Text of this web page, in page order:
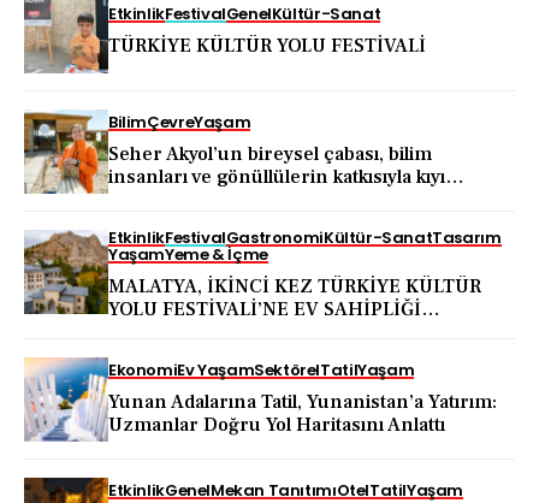
EtkinlikFestivalGenelKültür-Sanat
TÜRKİYE KÜLTÜR YOLU FESTİVALİ
BilimÇevreYaşam
Seher Akyol’un bireysel çabası, bilim
insanları ve gönüllülerin katkısıyla kıyı
EtkinlikFestivalGastronomiKültür-SanatTasarım
YaşamYeme & İçme
MALATYA, İKİNCİ KEZ TÜRKİYE KÜLTÜR
YOLU FESTİVALİ’NE EV SAHİPLİĞİ
EkonomiEv YaşamSektörelTatilYaşam
Yunan Adalarına Tatil, Yunanistan’a Yatırım:
Uzmanlar Doğru Yol Haritasını Anlattı
EtkinlikGenelMekan TanıtımıOtelTatilYaşam